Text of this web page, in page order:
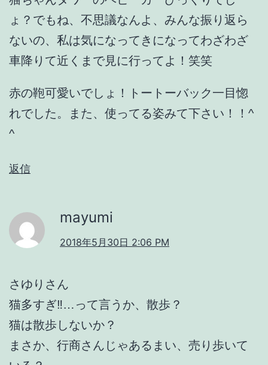
ょ？でもね、不思議なんよ、みんな振り返ら
ないの、私は気になってきになってわざわざ
車降りて近くまで見に行ってよ！笑笑
赤の鞄可愛いでしょ！トートーバック一目惚
れでした。また、使ってる姿みて下さい！！^
^
返信
mayumi
2018年5月30日 2:06 PM
さゆりさん
猫多すぎ‼️…って言うか、散歩？
猫は散歩しないか？
まさか、行商さんじゃあるまい、売り歩いて